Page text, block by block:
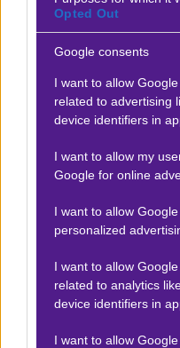
Opted Out
Google consents
I want to allow
related to advertising
device identifiers in
I want to allow my
Google for online
I want to allow
personalized
I want to allow
related to analytics
device identifiers in
I want to allow
Ο Αντώνης
Γκεντσλερμπίρλιγκι -
Κύπελλο Τουρκίας
1.70
Αποτέλεσμα: 1-2
Προσφορές*
ΒΑΘΜΟΛΟΓΙΕΣ